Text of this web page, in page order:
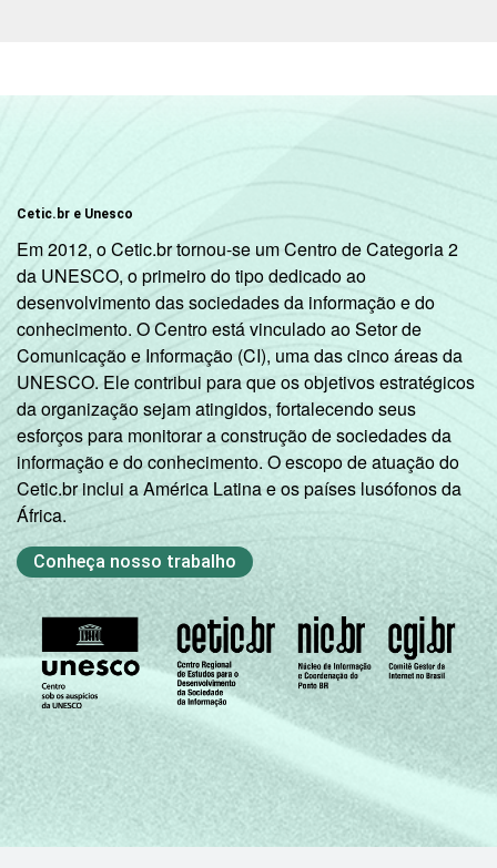
Cetic.br e Unesco
Em 2012, o Cetic.br tornou-se um Centro de Categoria 2
da UNESCO, o primeiro do tipo dedicado ao
desenvolvimento das sociedades da informação e do
conhecimento. O Centro está vinculado ao Setor de
Comunicação e Informação (CI), uma das cinco áreas da
UNESCO. Ele contribui para que os objetivos estratégicos
da organização sejam atingidos, fortalecendo seus
esforços para monitorar a construção de sociedades da
informação e do conhecimento. O escopo de atuação do
Cetic.br inclui a América Latina e os países lusófonos da
África.
Conheça nosso trabalho